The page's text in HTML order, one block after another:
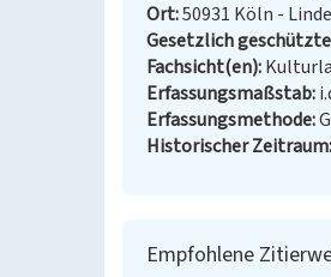
Ort 50931 Köln -
Gesetzlich
Fachsicht(en)
Erfassungsmaßstab
Erfassungsmethode
Historischer Zeitraum
Empfohlene